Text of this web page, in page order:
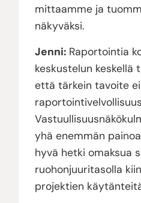
mittaamme ja
näkyväksi.
Jenni:Raportointia
keskustelun keskellä
että tärkein tavoite
yhä enemmän
hyvä hetki omaksua
ruohonjuuritasolla
projektien